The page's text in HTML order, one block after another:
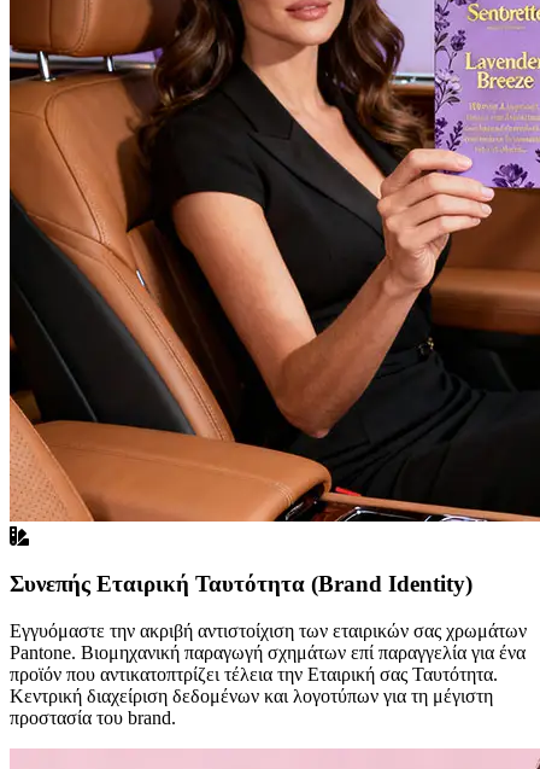
Συνεπής Εταιρική Ταυτότητα (Brand Identity)
Εγγυόμαστε την ακριβή αντιστοίχιση των εταιρικών σας χρωμάτων
Pantone. Βιομηχανική παραγωγή σχημάτων επί παραγγελία για ένα
προϊόν που αντικατοπτρίζει τέλεια την Εταιρική σας Ταυτότητα.
Κεντρική διαχείριση δεδομένων και λογοτύπων για τη μέγιστη
προστασία του brand.